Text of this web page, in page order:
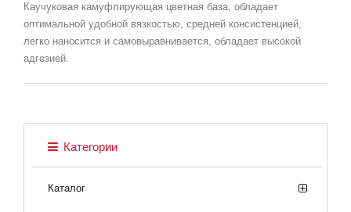
Каучуковая камуфлирующая цветная база, обладает
оптимальной удобной вязкостью, средней консистенцией,
легко наносится и самовыравнивается, обладает высокой
адгезией.
Категории
Каталог